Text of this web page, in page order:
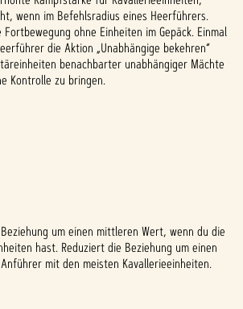
wenn im Befehlsradius eines Heerführers.
ohne Einheiten im Gepäck. Einmal
die Aktion „Unabhängige bekehren“
benachbarter unabhängiger Mächte
Kontrolle zu bringen.
um einen mittleren Wert, wenn du die
hast. Reduziert die Beziehung um einen
mit den meisten Kavallerieeinheiten.